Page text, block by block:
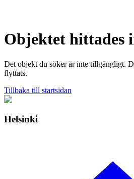
Objektet hittades
Det objekt du söker är inte tillgängligt.
flyttats.
Tillbaka till startsidan
Helsinki